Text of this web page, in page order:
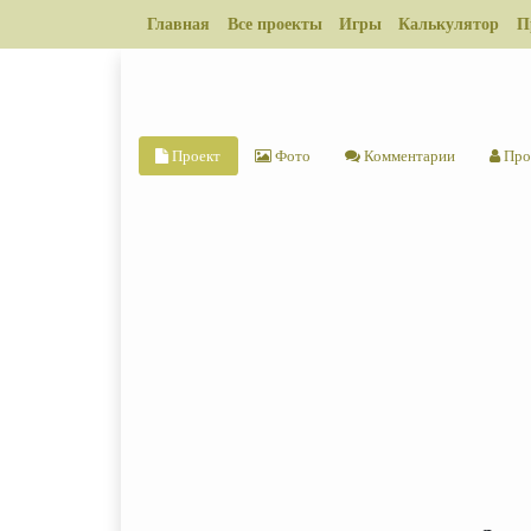
Главная Все проекты Игры Калькулятор
Проект Фото Комментарии